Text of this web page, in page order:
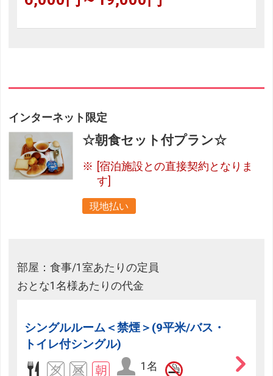
インターネット限定
☆朝食セット付プラン☆
[宿泊施設との直接契約となりま
す]
現地払い
部屋：食事/1室あたりの定員
おとな1名様あたりの代金
シングルルーム＜禁煙＞(9平米/バス・
トイレ付シングル)
1名